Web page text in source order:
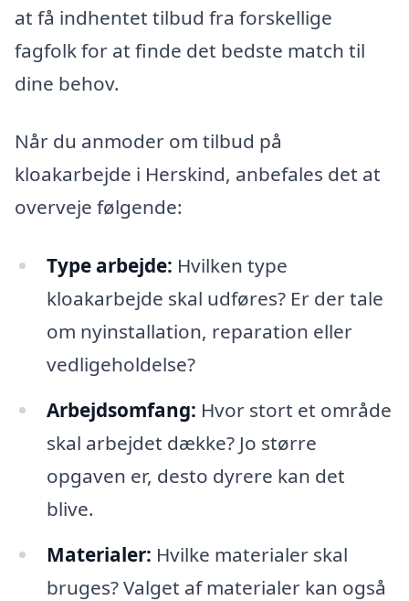
at få indhentet tilbud fra forskellige
fagfolk for at finde det bedste match til
dine behov.
Når du anmoder om tilbud på
kloakarbejde i Herskind, anbefales det at
overveje følgende:
Type arbejde: Hvilken type
kloakarbejde skal udføres? Er der tale
om nyinstallation, reparation eller
vedligeholdelse?
Arbejdsomfang: Hvor stort et område
skal arbejdet dække? Jo større
opgaven er, desto dyrere kan det
blive.
Materialer: Hvilke materialer skal
bruges? Valget af materialer kan også